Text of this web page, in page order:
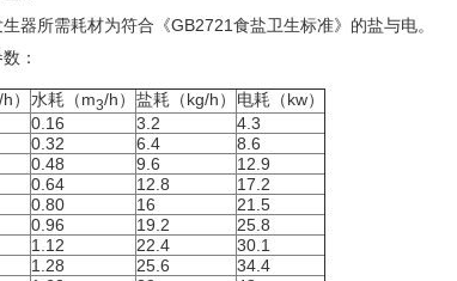
器所需耗材为符合《GB2721食盐卫生标准》的盐与电。
：
） 水耗（m3/h） 盐耗（kg/h）
电耗（kw）
0.16 3.2
4.3
0.32 6.4
8.6
0.48 9.6
12.9
0.64 12.8
17.2
0.80 16
21.5
0.96 19.2
25.8
1.12 22.4
30.1
1.28 25.6
34.4